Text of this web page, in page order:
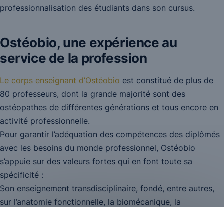
professionnalisation des étudiants dans son cursus.
Ostéobio, une expérience au
service de la profession
Le corps enseignant d’Ostéobio est constitué de plus de
80 professeurs, dont la grande majorité sont des
ostéopathes de différentes générations et tous encore en
activité professionnelle.
Pour garantir l’adéquation des compétences des diplômés
avec les besoins du monde professionnel, Ostéobio
s’appuie sur des valeurs fortes qui en font toute sa
spécificité :
Son enseignement transdisciplinaire, fondé, entre autres,
sur l’anatomie fonctionnelle, la biomécanique, la